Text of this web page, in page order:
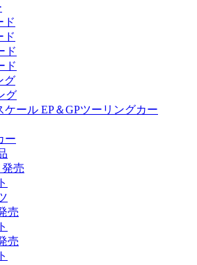
ド
ド
ド
ド
グ
グ
ケール EP＆GPツーリングカー
ー
発売
売
売